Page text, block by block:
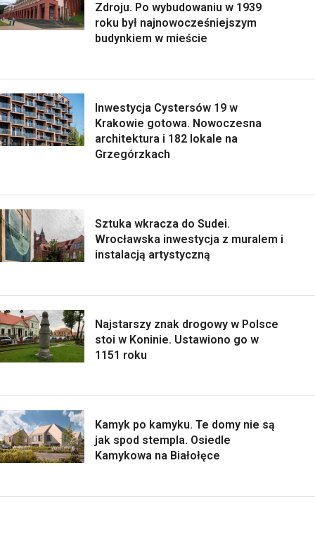
Zdroju. Po wybudowaniu w 1939
roku był najnowocześniejszym
budynkiem w mieście
Inwestycja Cystersów 19 w
Krakowie gotowa. Nowoczesna
architektura i 182 lokale na
Grzegórzkach
Sztuka wkracza do Sudei.
Wrocławska inwestycja z muralem i
instalacją artystyczną
Najstarszy znak drogowy w Polsce
stoi w Koninie. Ustawiono go w
1151 roku
Kamyk po kamyku. Te domy nie są
jak spod stempla. Osiedle
Kamykowa na Białołęce